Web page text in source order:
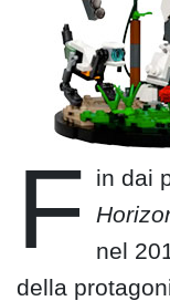
F
in dai
nel
della